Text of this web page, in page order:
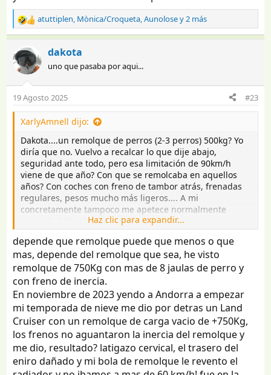
R
e
c
c
o
n
e
s
atuttiplen, Mònica/Croqueta,Aunolosey 2 más
dakota
uno que pasaba por aqui...
19 Agosto 2025 #23
XarlyAmnell dijo:
Dakota....un remolque de perros (2-3 perros) 500kg? Yo
diría que no. Vuelvo a recalcar lo que dije abajo,
seguridad ante todo, pero esa limitación de 90km/h
viene de que año? Con que se remolcaba en aquellos
años? Con coches con freno de tambor atrás, frenadas
regulares, pesos mucho más ligeros.... A mi
concretamente tampoco me apetece normalmente
pasar de 90km/h remolcando, a no ser que venga un
repecho e intento coger algo de carrerilla hasta los 105
de marcador, por que me parece inseguro según en que
situaciones.
Haz clic para expandir...
depende que remolque puede que menos o que
mas, depende del remolque que sea, he visto
remolque de 750Kg con mas de 8 jaulas de perro y
con freno de inercia.
En noviembre de 2023 yendo a Andorra a empezar
mi temporada de nieve me dio por detras un Land
Cruiser con un remolque de carga vacio de +750Kg,
los frenos no aguantaron la inercia del remolque y
me dio, resultado? latigazo cervical, el trasero del
eniro dañado y mi bola de remolque le revento el